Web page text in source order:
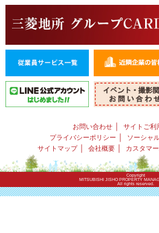
お問い合わせ ｜ サイトご利
プライバシーポリシー ｜ ソーシャ
サイトマップ｜ 会社概要｜ カスタマ
Copyright
MITSUBISHI JISHO PROPERTY
All rights reserved.